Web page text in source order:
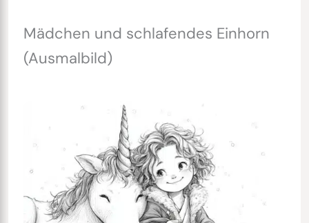
Mädchen und schlafendes Einhorn
(Ausmalbild)